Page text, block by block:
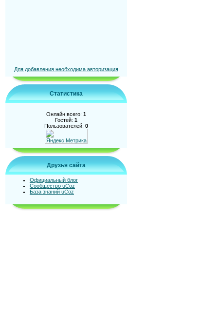
Для добавления необходима авторизация
Статистика
Онлайн всего: 1
Гостей: 1
Пользователей: 0
Друзья сайта
Официальный блог
Сообщество uCoz
База знаний uCoz